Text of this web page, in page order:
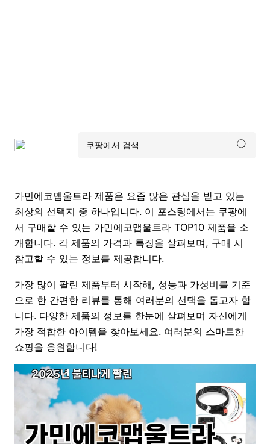
가민에코맵울트라 제품은 요즘 많은 관심을 받고 있는
최상의 선택지 중 하나입니다. 이 포스팅에서는 쿠팡에
서 구매할 수 있는 가민에코맵울트라 TOP10 제품을 소
개합니다. 각 제품의 가격과 특징을 살펴보며, 구매 시
참고할 수 있는 정보를 제공합니다.
가장 많이 팔린 제품부터 시작해, 성능과 가성비를 기준
으로 한 간편한 리뷰를 통해 여러분의 선택을 돕고자 합
니다. 다양한 제품의 정보를 한눈에 살펴보며 자신에게
가장 적합한 아이템을 찾아보세요. 여러분의 스마트한
쇼핑을 응원합니다!